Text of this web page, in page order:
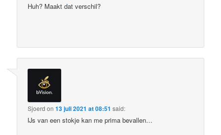
Huh? Maakt dat verschil?
Sjoerd on13 juli 2021 at 08:51 said:
IJs van een stokje kan me prima bevallen…